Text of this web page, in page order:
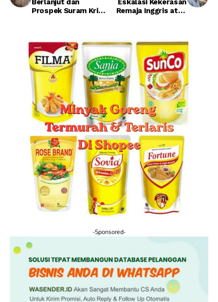
Berlanjut dan
Prospek Suram Krisis
Eskalasi Kekerasan
Remaja Inggris atas
-Sponsored-